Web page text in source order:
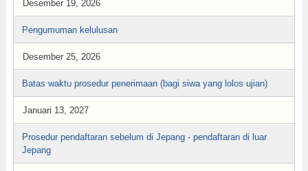
Desember 19, 2026
Pengumuman kelulusan
Desember 25, 2026
Batas waktu prosedur penerimaan (bagi siwa yang lolos ujian)
Januari 13, 2027
Prosedur pendaftaran sebelum di Jepang - pendaftaran di luar
Jepang